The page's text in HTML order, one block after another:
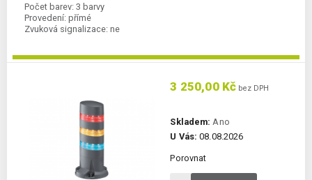
Počet barev: 3 barvy
Provedení: přímé
Zvuková signalizace: ne
3 250,00 Kč bez DPH
Skladem: Ano
U Vás: 08.08.2026
Porovnat